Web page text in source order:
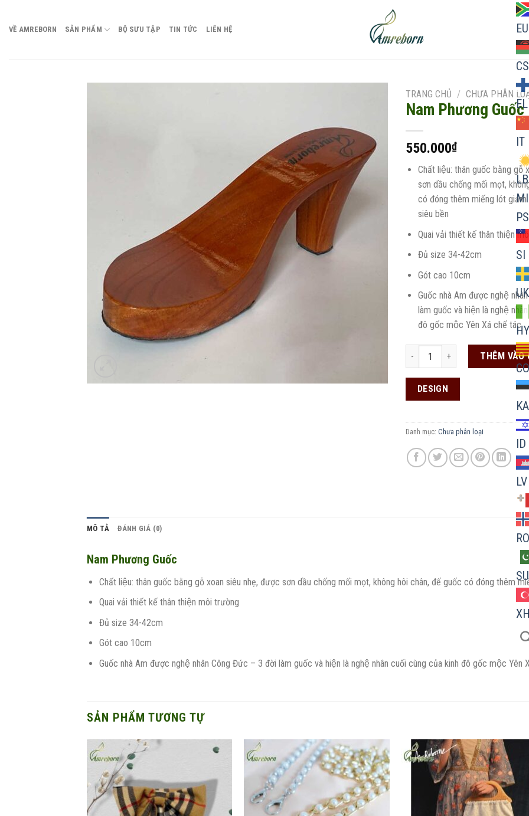
VỀ AMREBORN SẢN PHẨM BỘ SƯU TẬP TIN TỨC LIÊN HỆ
EU
CS
EL
IT
LB
MI
PS
SI
UK
HY
CO
KA
ID
LV
RO
SU
XH
Add to
wishlist
TRANG CHỦ / CHƯA PHÂN
Nam Phương Guốc
550.000₫
Chất liệu: thân guốc bằng gỗ
sơn dầu chống mối mọt,
có đóng thêm miếng lót giảm
siêu bền
Quai vải thiết kế thân thiện
Đủ size 34-42cm
Gót cao 10cm
Guốc nhà Am được nghệ
làm guốc và hiện là nghệ
đô gốc mộc Yên Xá chế tác
Nam Phương Guốc số lượngTHÊM VÀO
DESIGN
Danh mục: Chưa phân loại
MÔ TẢ ĐÁNH GIÁ (0)
Nam Phương Guốc
Chất liệu: thân guốc bằng gỗ xoan siêu nhẹ, được sơn dầu chống mối mọt, không hôi chân, đế guốc có đóng thêm
Quai vải thiết kế thân thiện môi trường
Đủ size 34-42cm
Gót cao 10cm
Guốc nhà Am được nghệ nhân Công Đức – 3 đời làm guốc và hiện là nghệ nhân cuối cùng của kinh đô gốc mộc Yên
SẢN PHẨM TƯƠNG TỰ
wishlist
Add to
wishlist